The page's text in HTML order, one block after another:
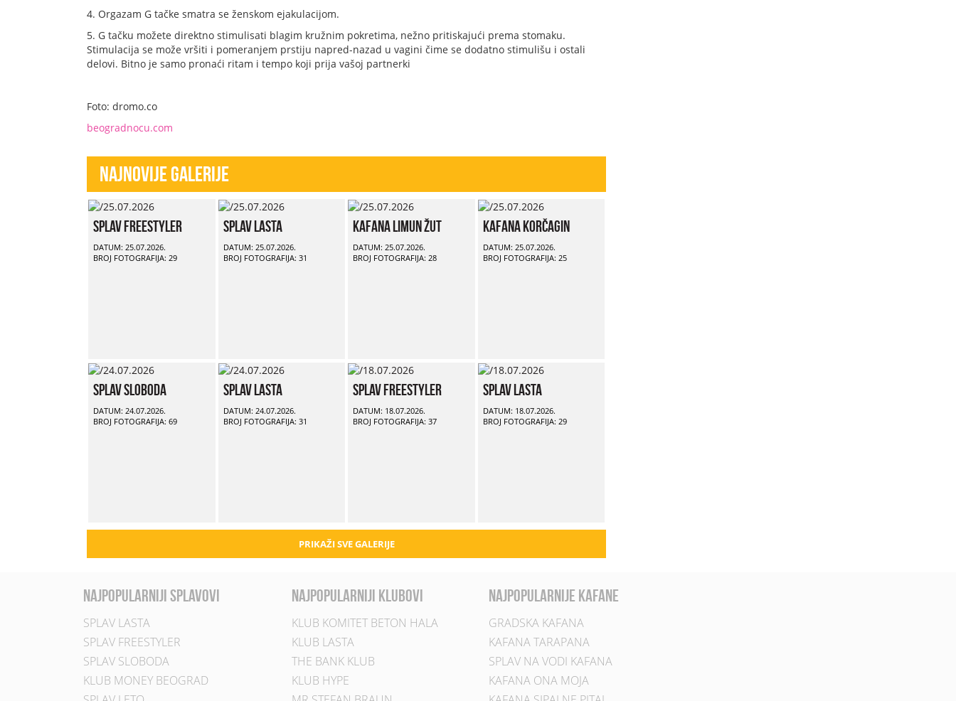
4. Orgazam G tačke smatra se ženskom ejakulacijom.
5. G tačku možete direktno stimulisati blagim kružnim pokretima, nežno pritiskajući prema stomaku.
Stimulacija se može vršiti i pomeranjem prstiju napred-nazad u vagini čime se dodatno stimulišu i ostali
delovi. Bitno je samo pronaći ritam i tempo koji prija vašoj partnerki
Foto: dromo.co
beogradnocu.com
Najnovije Galerije
Splav Freestyler
DATUM: 25.07.2026.
BROJ FOTOGRAFIJA: 29
Splav Lasta
DATUM: 25.07.2026.
BROJ FOTOGRAFIJA: 31
Kafana Limun Žut
DATUM: 25.07.2026.
BROJ FOTOGRAFIJA: 28
Kafana Korčagin
DATUM: 25.07.2026.
BROJ FOTOGRAFIJA: 25
Splav Sloboda
DATUM: 24.07.2026.
BROJ FOTOGRAFIJA: 69
Splav Lasta
DATUM: 24.07.2026.
BROJ FOTOGRAFIJA: 31
Splav Freestyler
DATUM: 18.07.2026.
BROJ FOTOGRAFIJA: 37
Splav Lasta
DATUM: 18.07.2026.
BROJ FOTOGRAFIJA: 29
PRIKAŽI SVE GALERIJE
najpopularniji splavovi
SPLAV LASTA
SPLAV FREESTYLER
SPLAV SLOBODA
KLUB MONEY BEOGRAD
najpopularniji klubovi
KLUB KOMITET BETON HALA
KLUB LASTA
THE BANK KLUB
KLUB HYPE
najpopularnije kafane
GRADSKA KAFANA
KAFANA TARAPANA
SPLAV NA VODI KAFANA
KAFANA ONA MOJA